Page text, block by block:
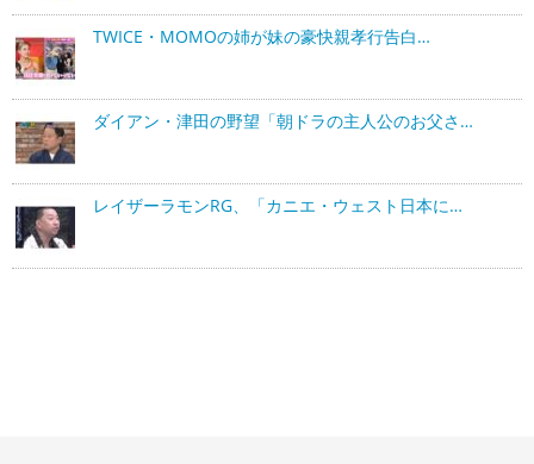
TWICE・MOMOの姉が妹の豪快親孝行告白…
ダイアン・津田の野望「朝ドラの主人公のお父さ…
レイザーラモンRG、「カニエ・ウェスト日本に…